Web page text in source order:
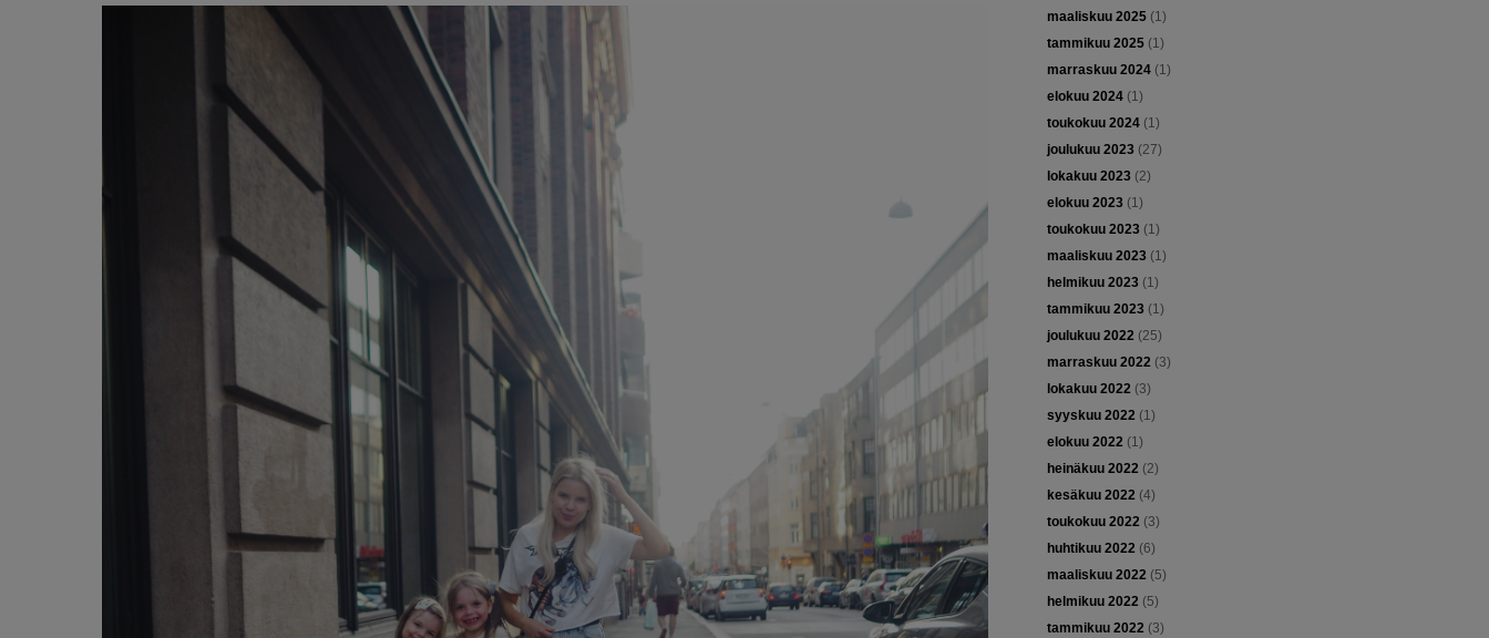
maaliskuu 2025(1)
tammikuu 2025(1)
marraskuu 2024(1)
elokuu 2024(1)
toukokuu 2024(1)
joulukuu 2023(27)
lokakuu 2023(2)
elokuu 2023(1)
toukokuu 2023(1)
maaliskuu 2023(1)
helmikuu 2023(1)
tammikuu 2023(1)
joulukuu 2022(25)
marraskuu 2022(3)
lokakuu 2022(3)
syyskuu 2022(1)
elokuu 2022(1)
heinäkuu 2022(2)
kesäkuu 2022(4)
toukokuu 2022(3)
huhtikuu 2022(6)
maaliskuu 2022(5)
helmikuu 2022(5)
tammikuu 2022(3)